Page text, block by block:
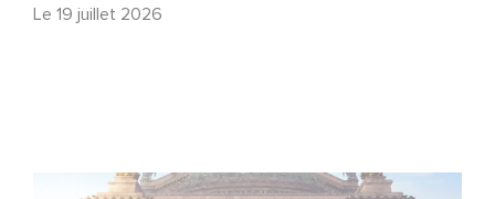
Le 19 juillet 2026
Gaumont et Good Hero annoncent la suite de Ballerina